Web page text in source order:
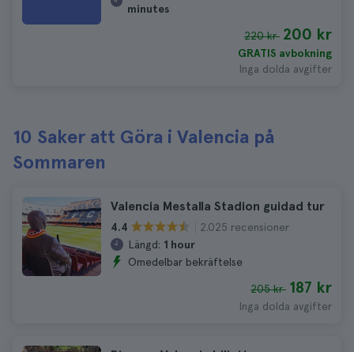
minutes
220 kr 200 kr
GRATIS avbokning
Inga dolda avgifter
10 Saker att Göra i Valencia på
Sommaren
Valencia Mestalla Stadion guidad tur
4.4
2.025 recensioner
Längd: 1 hour
Omedelbar bekräftelse
205 kr 187 kr
Inga dolda avgifter